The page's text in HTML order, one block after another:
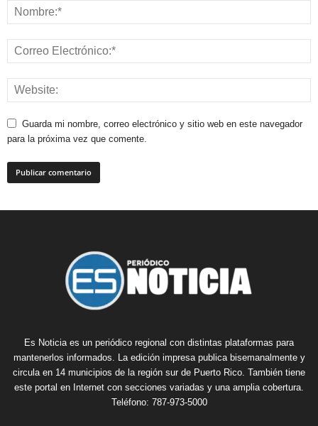
Guarda mi nombre, correo electrónico y sitio web en este navegador
para la próxima vez que comente.
Es Noticia es un periódico regional con distintas plataformas para
mantenerlos informados. La edición impresa publica bisemanalmente y
circula en 14 municipios de la región sur de Puerto Rico. También tiene
este portal en Internet con secciones variadas y una amplia cobertura.
Teléfono: 787-973-5000